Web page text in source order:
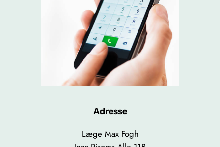
Adresse
Læge Max Fogh